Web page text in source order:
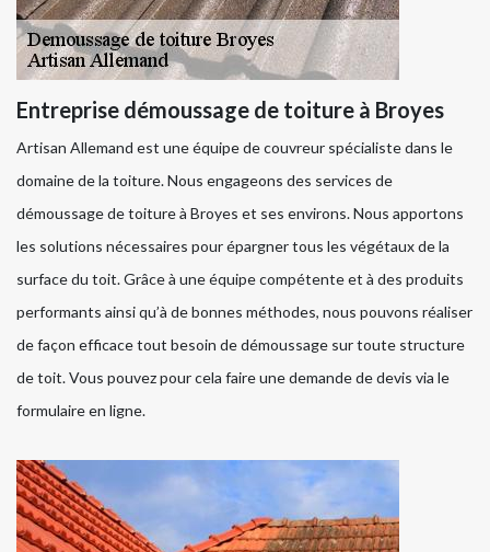
Entreprise démoussage de toiture à Broyes
Artisan Allemand est une équipe de couvreur spécialiste dans le
domaine de la toiture. Nous engageons des services de
démoussage de toiture à Broyes et ses environs. Nous apportons
les solutions nécessaires pour épargner tous les végétaux de la
surface du toit. Grâce à une équipe compétente et à des produits
performants ainsi qu’à de bonnes méthodes, nous pouvons réaliser
de façon efficace tout besoin de démoussage sur toute structure
de toit. Vous pouvez pour cela faire une demande de devis via le
formulaire en ligne.